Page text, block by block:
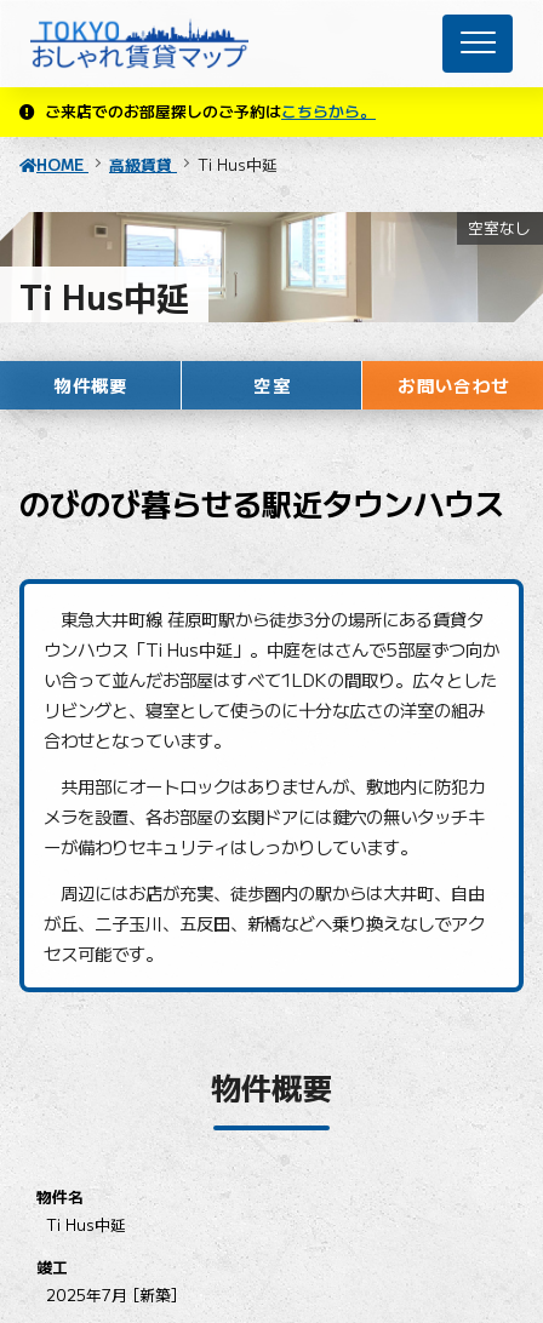
ご来店でのお部屋探しのご予約はこちらから。
HOME 高級賃貸 Ti Hus中延
Ti Hus中延
空室なし
物件概要 空室 お問い合わせ
のびのび暮らせる駅近タウンハウス
東急大井町線 荏原町駅から徒歩3分の場所にある賃貸タ
ウンハウス「Ti Hus中延」。中庭をはさんで5部屋ずつ向か
い合って並んだお部屋はすべて1LDKの間取り。広々とした
リビングと、寝室として使うのに十分な広さの洋室の組み
合わせとなっています。
共用部にオートロックはありませんが、敷地内に防犯カ
メラを設置、各お部屋の玄関ドアには鍵穴の無いタッチキ
ーが備わりセキュリティはしっかりしています。
周辺にはお店が充実、徒歩圏内の駅からは大井町、自由
が丘、二子玉川、五反田、新橋などへ乗り換えなしでアク
セス可能です。
物件概要
物件名
Ti Hus中延
竣工
2025年7月 [新築]